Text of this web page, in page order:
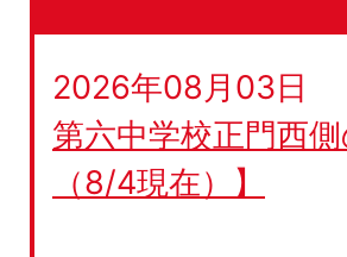
2026年08月03日
第六中学校正門西
（8/4現在）】